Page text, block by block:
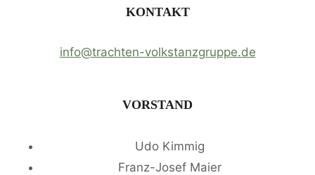
KONTAKT
info@trachten-volkstanzgruppe.de
VORSTAND
Udo Kimmig
Franz-Josef Maier